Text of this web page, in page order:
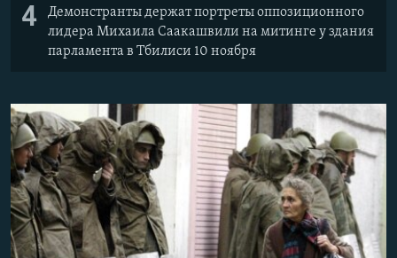
4
Демонстранты держат портреты оппозиционного
лидера Михаила Саакашвили на митинге у здания
парламента в Тбилиси 10 ноября